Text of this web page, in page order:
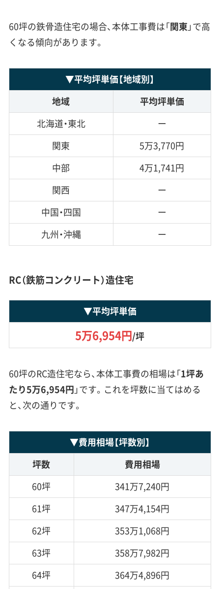
60坪の鉄骨造住宅の場合、本体工事費は「関東」で高
くなる傾向があります。
▼平均坪単価【地域別】
地域
平均坪単価
北海道・東北
ー
関東
5万3,770円
中部
4万1,741円
関西
ー
中国・四国
ー
九州・沖縄
ー
RC（鉄筋コンクリート）造住宅
▼平均坪単価
5万6,954円/坪
60坪のRC造住宅なら、本体工事費の相場は「1坪あ
たり5万6,954円」です。これを坪数に当てはめる
と、次の通りです。
▼費用相場【坪数別】
坪数
費用相場
60坪
341万7,240円
61坪
347万4,154円
62坪
353万1,068円
63坪
358万7,982円
64坪
364万4,896円